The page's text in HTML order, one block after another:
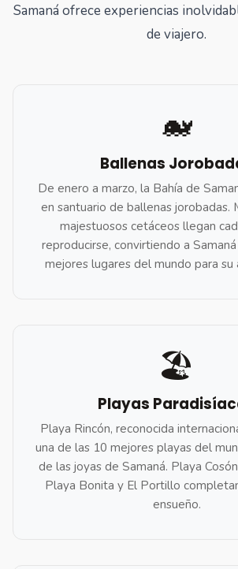
Samaná ofrece experiencias
de viajero.
🐋
Ballenas
De enero a marzo, la Bahía de
en santuario de ballenas jorobadas.
majestuosos cetáceos llegan
reproducirse, convirtiendo a
mejores lugares del mundo para su
🏖️
Playas
Playa Rincón, reconocida
una de las 10 mejores playas del
de las joyas de Samaná. Playa
Playa Bonita y El Portillo
ensueño.